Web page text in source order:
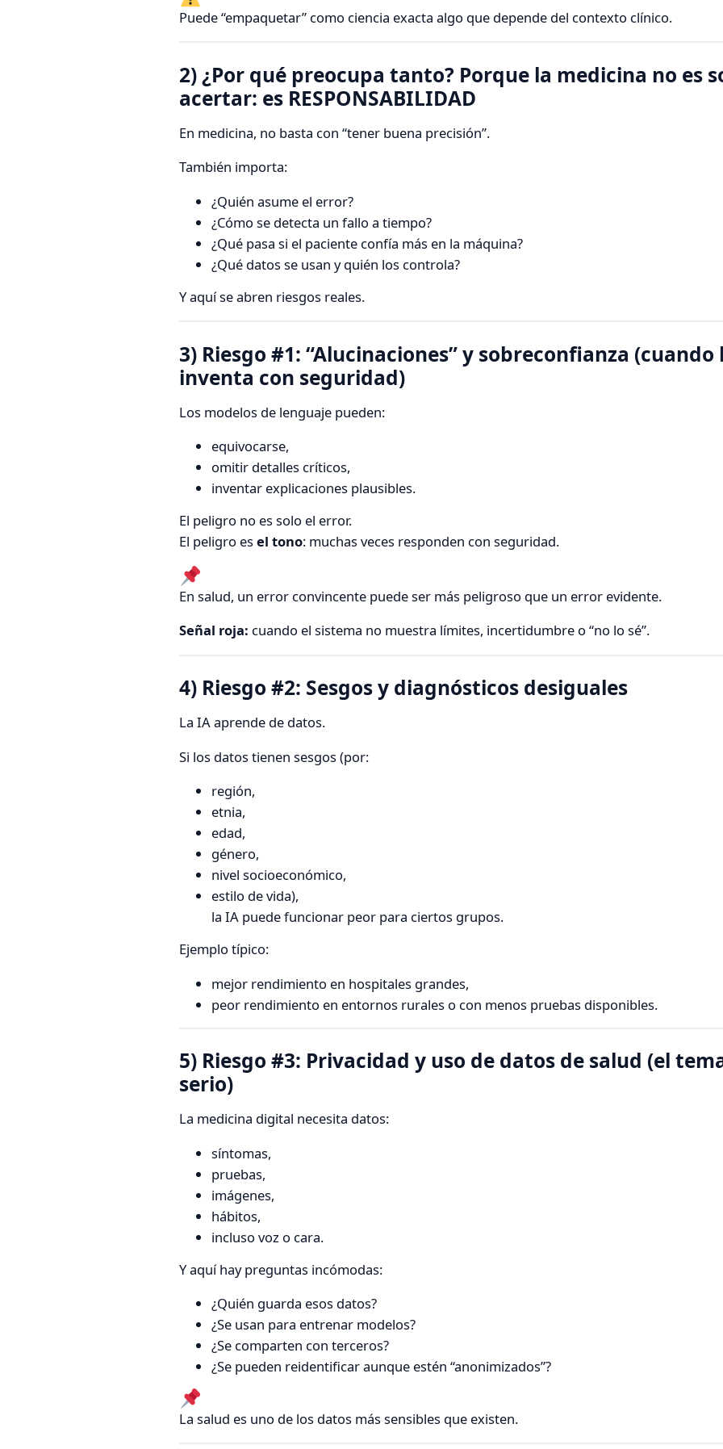
Puede “empaquetar” como ciencia exacta algo que depende del contexto clínico.
2) ¿Por qué preocupa tanto? Porque la medicina no es
acertar: es RESPONSABILIDAD
En medicina, no basta con “tener buena precisión”.
También importa:
¿Quién asume el error?
¿Cómo se detecta un fallo a tiempo?
¿Qué pasa si el paciente confía más en la máquina?
¿Qué datos se usan y quién los controla?
Y aquí se abren riesgos reales.
3) Riesgo #1: “Alucinaciones” y sobreconfianza (cuando
inventa con seguridad)
Los modelos de lenguaje pueden:
equivocarse,
omitir detalles críticos,
inventar explicaciones plausibles.
El peligro no es solo el error.
El peligro esel tono: muchas veces responden con seguridad.
En salud, un error convincente puede ser más peligroso que un error evidente.
Señal roja: cuando el sistema no muestra límites, incertidumbre o “no lo sé”.
4) Riesgo #2: Sesgos y diagnósticos desiguales
La IA aprende de datos.
Si los datos tienen sesgos (por:
región,
etnia,
edad,
género,
nivel socioeconómico,
estilo de vida),
la IA puede funcionar peor para ciertos grupos.
Ejemplo típico:
mejor rendimiento en hospitales grandes,
peor rendimiento en entornos rurales o con menos pruebas disponibles.
5) Riesgo #3: Privacidad y uso de datos de salud (el
serio)
La medicina digital necesita datos:
síntomas,
pruebas,
imágenes,
hábitos,
incluso voz o cara.
Y aquí hay preguntas incómodas:
¿Quién guarda esos datos?
¿Se usan para entrenar modelos?
¿Se comparten con terceros?
¿Se pueden reidentificar aunque estén “anonimizados”?
La salud es uno de los datos más sensibles que existen.